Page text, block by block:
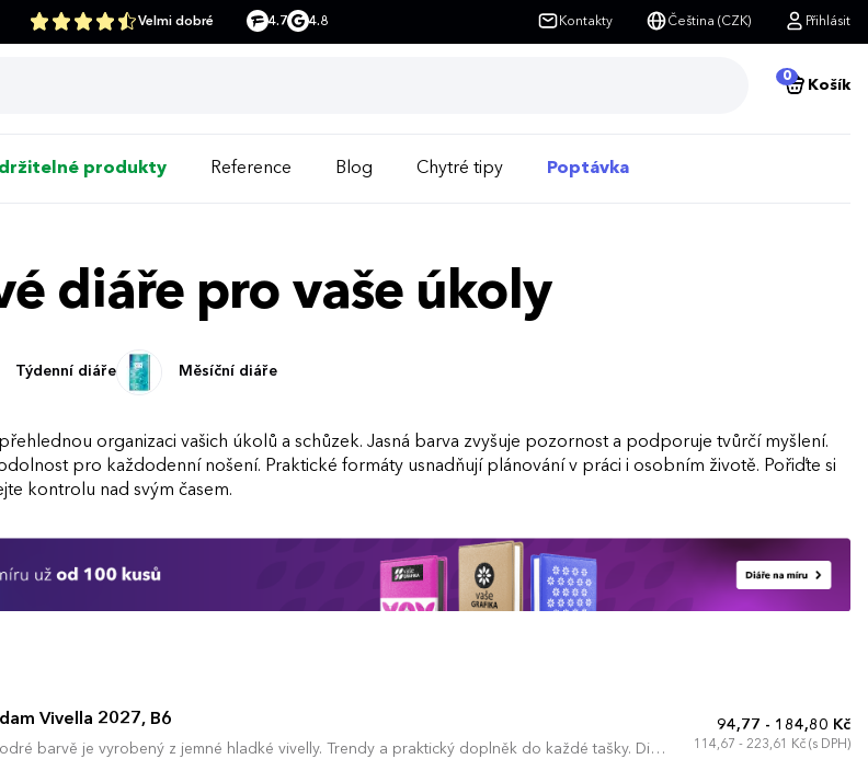
Velmi dobré 4.7 4.8 Kontakty Čeština (CZK) Přihlásit
0
Košík
produkty Reference Blog Chytré tipy Poptávka
diáře pro vaše úkoly
Týdenní diáře Měsíční diáře
organizaci vašich úkolů a schůzek. Jasná barva zvyšuje pozornost a podporuje tvůrčí myšlení.
pro každodenní nošení. Praktické formáty usnadňují plánování v práci i osobním životě. Pořiďte si
kontrolu nad svým časem.
Vivella 2027, B6
barvě je vyrobený z jemné hladké vivelly. Trendy a praktický doplněk do každé tašky. Diář
94,77 - 184,80 Kč
114,67 - 223,61 Kč (s DPH)